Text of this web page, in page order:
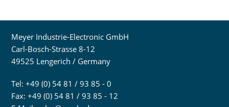
Meyer Industrie-Electronic GmbH
Carl-Bosch-Strasse 8-12
49525 Lengerich / Germany
Tel: +49 (0) 54 81 / 93 85 - 0
Fax: +49 (0) 54 81 / 93 85 - 12